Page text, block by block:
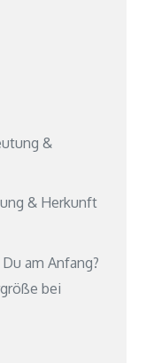
&
& Herkunft
am Anfang?
bei